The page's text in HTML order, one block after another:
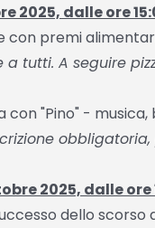
2025, dalle ore
con premi
tutti. A seguire
con "Pino" -
2025, dalle
dello